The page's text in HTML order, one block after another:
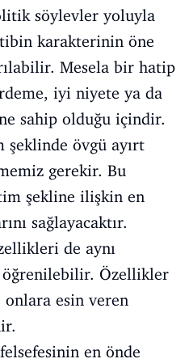
söylevler yoluyla
karakterinin öne
Mesela bir hatip
iyi niyete ya da
sahip olduğu içindir.
şeklinde övgü ayırt
gerekir. Bu
şekline ilişkin en
sağlayacaktır.
de aynı
Özellikler
esin veren
en önde